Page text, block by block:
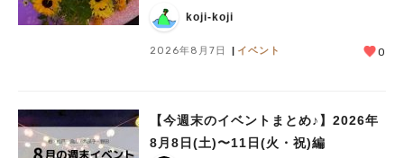
koji-koji
2026年8月7日 イベント 0
【今週末のイベントまとめ♪】2026年
8月8日(土)〜11日(火・祝)編